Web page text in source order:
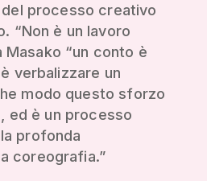
processo creativo
“Non è un lavoro
“un conto è
verbalizzare un
modo questo sforzo
ed è un processo
profonda
coreografia.”